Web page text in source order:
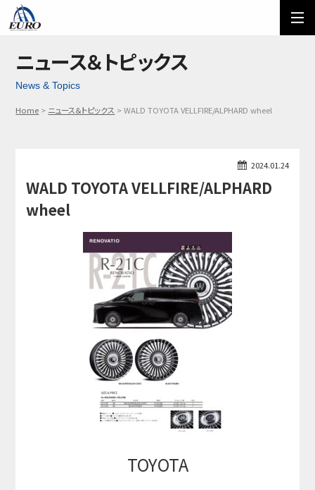
オーダーフォーム
メール問い合わせ
ニュース＆トピックス
News & Topics
Home ニュース＆トピックス WALD TOYOTA VELLFIRE/ALPHARD wheel
2024.01.24
WALD TOYOTA VELLFIRE/ALPHARD
wheel
TOYOTA